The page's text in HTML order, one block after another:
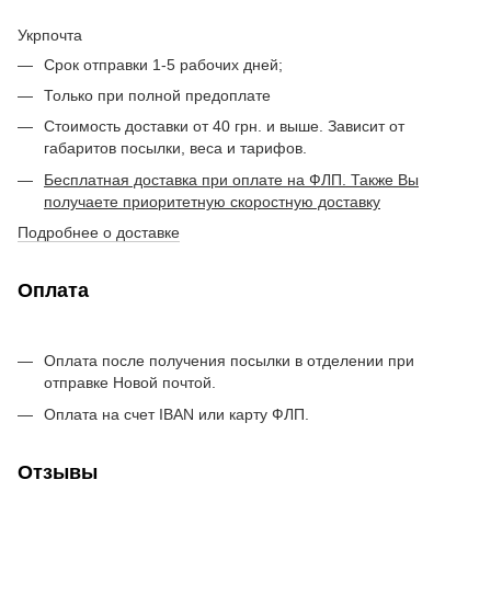
Укрпочта
Срок отправки 1-5 рабочих дней;
Только при полной предоплате
Стоимость доставки от 40 грн. и выше. Зависит от
габаритов посылки, веса и тарифов.
Бесплатная доставка при оплате на ФЛП. Также Вы
получаете приоритетную скоростную доставку
Подробнее о доставке
Оплата
Оплата после получения посылки в отделении при
отправке Новой почтой.
Оплата на счет IBAN или карту ФЛП.
Отзывы